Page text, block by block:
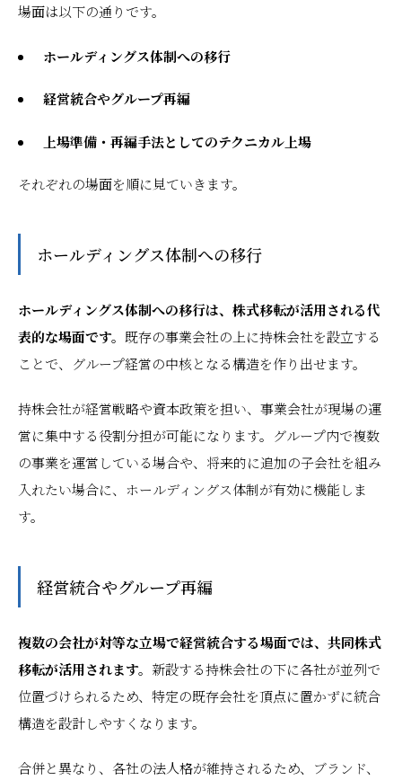
場面は以下の通りです。
ホールディングス体制への移行
経営統合やグループ再編
上場準備・再編手法としてのテクニカル上場
それぞれの場面を順に見ていきます。
ホールディングス体制への移行
ホールディングス体制への移行は、株式移転が活用される代
表的な場面です。 既存の事業会社の上に持株会社を設立する
ことで、グループ経営の中核となる構造を作り出せます。
持株会社が経営戦略や資本政策を担い、事業会社が現場の運
営に集中する役割分担が可能になります。グループ内で複数
の事業を運営している場合や、将来的に追加の子会社を組み
入れたい場合に、ホールディングス体制が有効に機能しま
す。
経営統合やグループ再編
複数の会社が対等な立場で経営統合する場面では、共同株式
移転が活用されます。 新設する持株会社の下に各社が並列で
位置づけられるため、特定の既存会社を頂点に置かずに統合
構造を設計しやすくなります。
合併と異なり、各社の法人格が維持されるため、ブランド、